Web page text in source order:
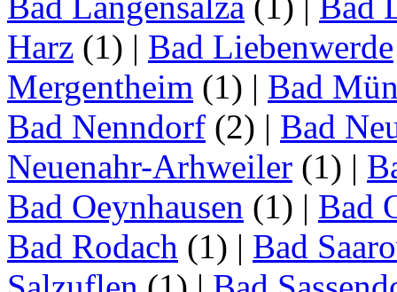
Harz (1) | Bad Liebenwerde
Mergentheim (1) | Bad
Bad Nenndorf (2) | Bad
Neuenahr-Arhweiler (1) |
Bad Oeynhausen (1) | Bad
Bad Rodach (1) | Bad